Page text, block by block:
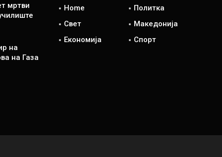
мртви
на
на Газа
Home
Политка
Свет
Македонија
Економија
Спорт